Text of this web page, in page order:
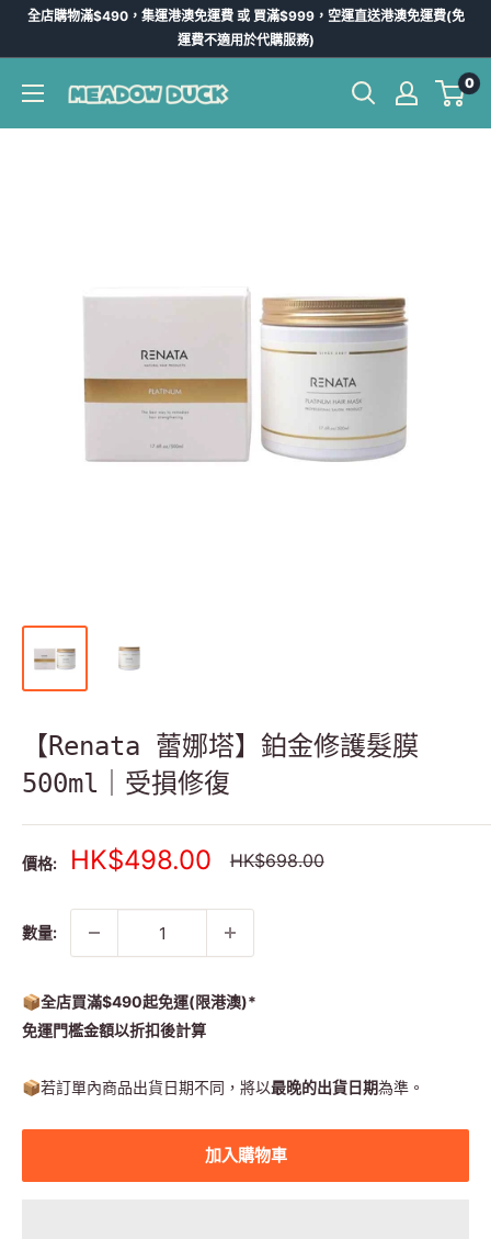
全店購物滿$490，集運港澳免運費 或 買滿$999，空運直送港澳免運費(免
運費不適用於代購服務)
Meadow
0
【Renata 蕾娜塔】鉑金修護髮膜
500ml｜受損修復
價格:
銷
價
格
HK$498.00
正
格
HK$698.00
數量:
📦全店買滿$490起免運(限港澳)*
免運門檻金額以折扣後計算
📦若訂單內商品出貨日期不同，將以最晚的出貨日期為準。
加入購物車